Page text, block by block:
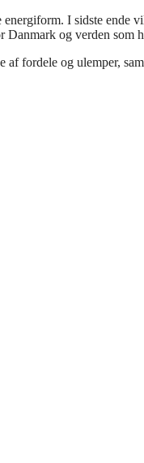
I sidste ende
Danmark og verden som
af fordele og ulemper,